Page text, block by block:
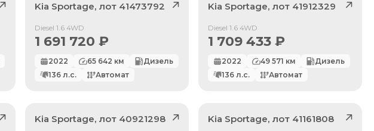
Kia Sportage, лот 41473792
Продан
Diesel 1.6 4WD
1 691 720 ₽
2022 65 642 км
Дизель
136л.с. Автомат
Kia Sportage, лот 41912329
Продан
Diesel 1.6 4WD
1 709 433₽
2022 49 571 км
Дизель
136л.с. Автомат
Kia Sportage, лот 40921298
Продан Kia Sportage, лот 41161808
Продан